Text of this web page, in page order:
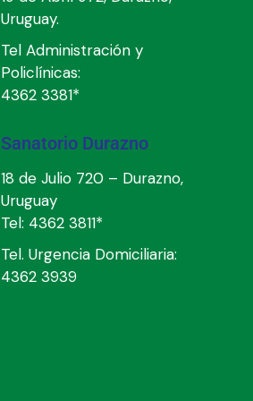
Uruguay.
Tel Administración y
Policlínicas:
4362 3381*
Sanatorio Durazno
18 de Julio 720 – Durazno,
Uruguay
Tel: 4362 3811*
Tel. Urgencia Domiciliaria:
4362 3939